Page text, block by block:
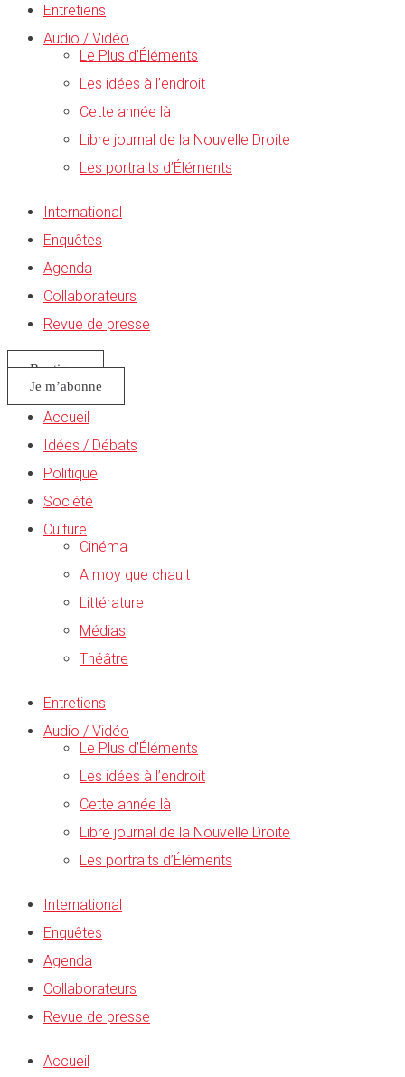
Entretiens
Audio / Vidéo
Le Plus d’Éléments
Les idées à l’endroit
Cette année là
Libre journal de la Nouvelle Droite
Les portraits d’Éléments
International
Enquêtes
Agenda
Collaborateurs
Revue de presse
Boutique
Je m’abonne
Accueil
Idées / Débats
Politique
Société
Culture
Cinéma
A moy que chault
Littérature
Médias
Théâtre
Entretiens
Audio / Vidéo
Le Plus d’Éléments
Les idées à l’endroit
Cette année là
Libre journal de la Nouvelle Droite
Les portraits d’Éléments
International
Enquêtes
Agenda
Collaborateurs
Revue de presse
Accueil